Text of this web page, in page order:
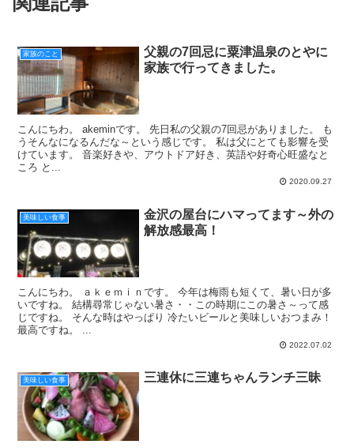
家族のこと
父親の7回忌に粟津温泉のとやに
家族で行ってきました。
こんにちわ。 akeminです。 先日私の父親の7回忌がありました。 も
うそんなになるんだな～という感じです。 私は父にとても影響を受
けています。 音楽好きや、アウトドア好き、英語や好奇心旺盛なと
ころ と...
2020.09.27
美味しい食事
金沢の屋台にハマってます～外の
解放感最高！
こんにちわ。 ａｋｅｍｉｎです。 今年は梅雨も短くて、暑い日が多
いですね。 結構尋常じゃない暑さ・・この時期にこの暑さ～って感
じですね。 そんな時はやっぱり 冷たいビールと美味しいおつまみ！
最高ですね。 ...
2022.07.02
美味しい食事 三連休に三連ちゃんランチ三昧